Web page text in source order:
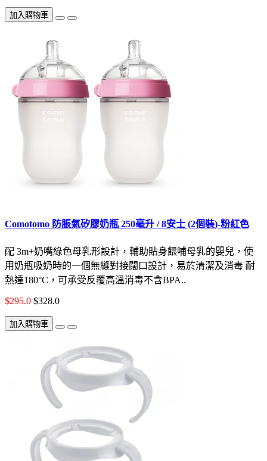
加入購物車
Comotomo 防脹氣矽膠奶瓶 250毫升 / 8安士 (2個裝)-粉紅色
配 3m+奶嘴綠色母乳形設計，輔助貼身餵哺母乳的嬰兒，使
用奶瓶吸奶時的一個無縫對接闊口設計，易於清潔及消毒 耐
熱達180°C，可承受反覆高溫消毒不含BPA..
$295.0 $328.0
加入購物車